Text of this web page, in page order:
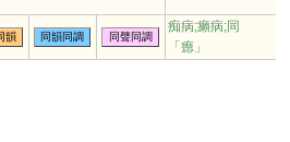
韻 同韻同調 同聲同調
痴病;癩病;同
「瘛 」